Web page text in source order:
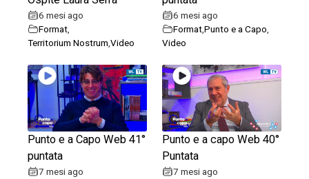
6 mesi ago
Format
Territorium Nostrum Video
6 mesi ago
Format,Punto e a Capo
Video
Punto e a Capo Web 41°
puntata
7 mesi ago
Punto e a capo Web 40°
Puntata
7 mesi ago